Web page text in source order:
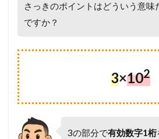
さっきのポイントはどういう意味
ですか？
3×102
3の部分で有効数字1桁